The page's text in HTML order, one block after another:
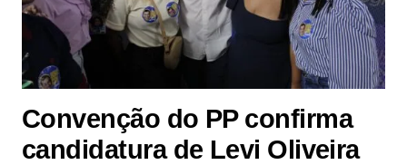
Convenção do PP confirma
candidatura de Levi Oliveira